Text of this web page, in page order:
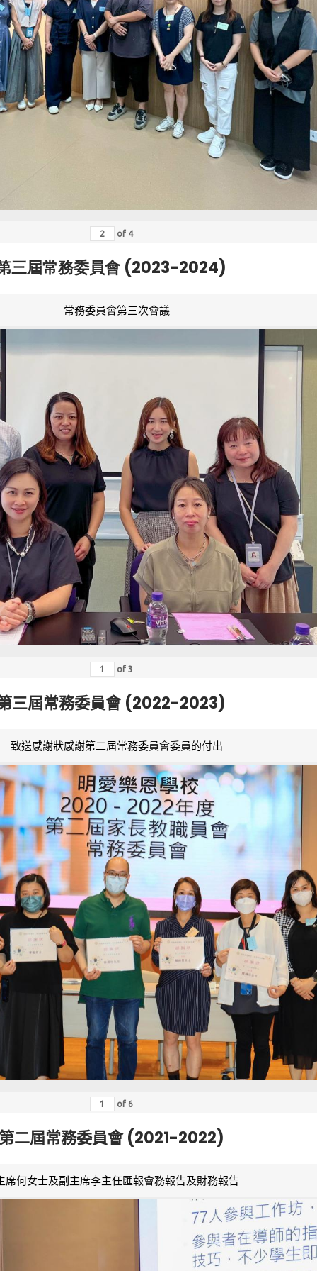
of 4
三屆常務委員會 (2023-2024)
常務委員會第三次會議
of 3
三屆常務委員會 (2022-2023)
致送感謝狀感謝第二屆常務委員會委員的付出
of 6
二屆常務委員會 (2021-2022)
席何女士及副主席李主任匯報會務報告及財務報告